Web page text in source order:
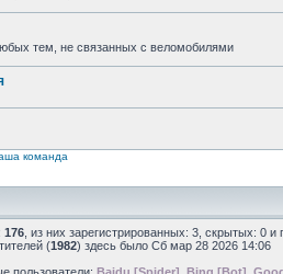
тем, не связанных с веломобилями
команда
176 , из них зарегистрированных: 3, скрытых: 0
(1982) здесь было Сб мар 28 2026 14:06